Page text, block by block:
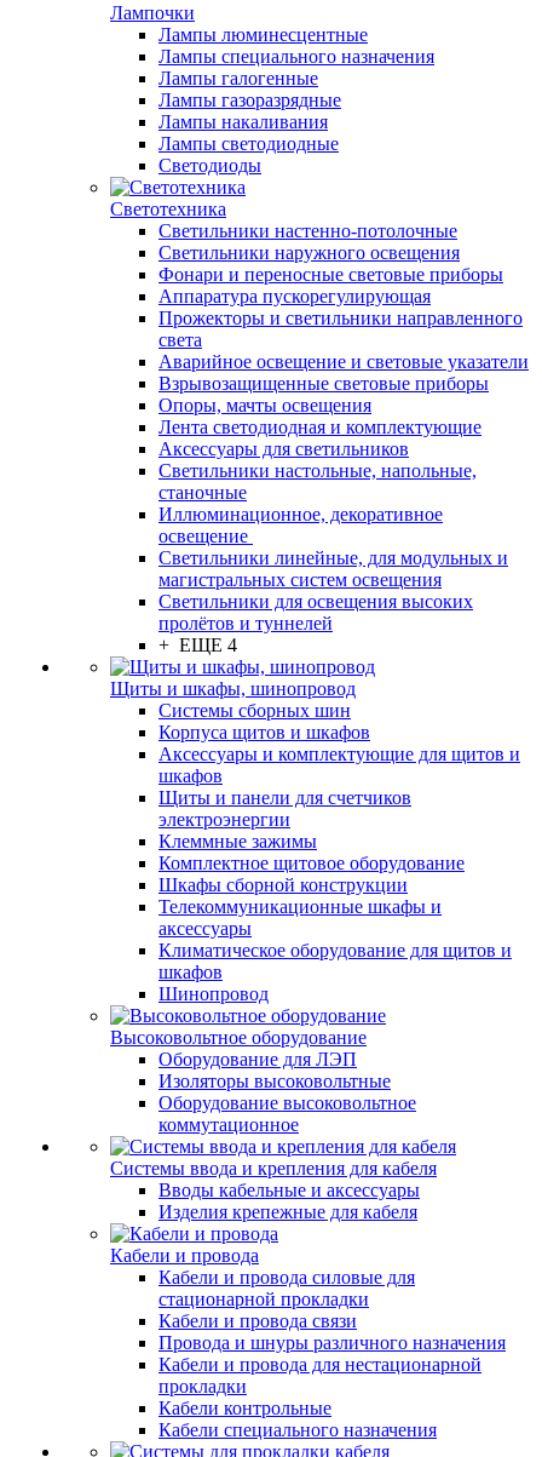
Лампочки
Лампы люминесцентные
Лампы специального назначения
Лампы галогенные
Лампы газоразрядные
Лампы накаливания
Лампы светодиодные
Светодиоды
Светотехника
Светильники настенно-потолочные
Светильники наружного освещения
Фонари и переносные световые приборы
Аппаратура пускорегулирующая
Прожекторы и светильники направленного
света
Аварийное освещение и световые указатели
Взрывозащищенные световые приборы
Опоры, мачты освещения
Лента светодиодная и комплектующие
Аксессуары для светильников
Светильники настольные, напольные,
станочные
Иллюминационное, декоративное
освещение
Светильники линейные, для модульных и
магистральных систем освещения
Светильники для освещения высоких
пролётов и туннелей
+ ЕЩЕ 4
Щиты и шкафы, шинопровод
Системы сборных шин
Корпуса щитов и шкафов
Аксессуары и комплектующие для щитов и
шкафов
Щиты и панели для счетчиков
электроэнергии
Клеммные зажимы
Комплектное щитовое оборудование
Шкафы сборной конструкции
Телекоммуникационные шкафы и
аксессуары
Климатическое оборудование для щитов и
шкафов
Шинопровод
Высоковольтное оборудование
Оборудование для ЛЭП
Изоляторы высоковольтные
Оборудование высоковольтное
коммутационное
Системы ввода и крепления для кабеля
Вводы кабельные и аксессуары
Изделия крепежные для кабеля
Кабели и провода
Кабели и провода силовые для
стационарной прокладки
Кабели и провода связи
Провода и шнуры различного назначения
Кабели и провода для нестационарной
прокладки
Кабели контрольные
Кабели специального назначения